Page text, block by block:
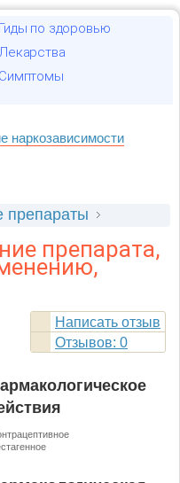
Гиды по здоровью
Симптомы
наркозависимости
препараты
препарата,
Написать отзыв
Отзывов: 0